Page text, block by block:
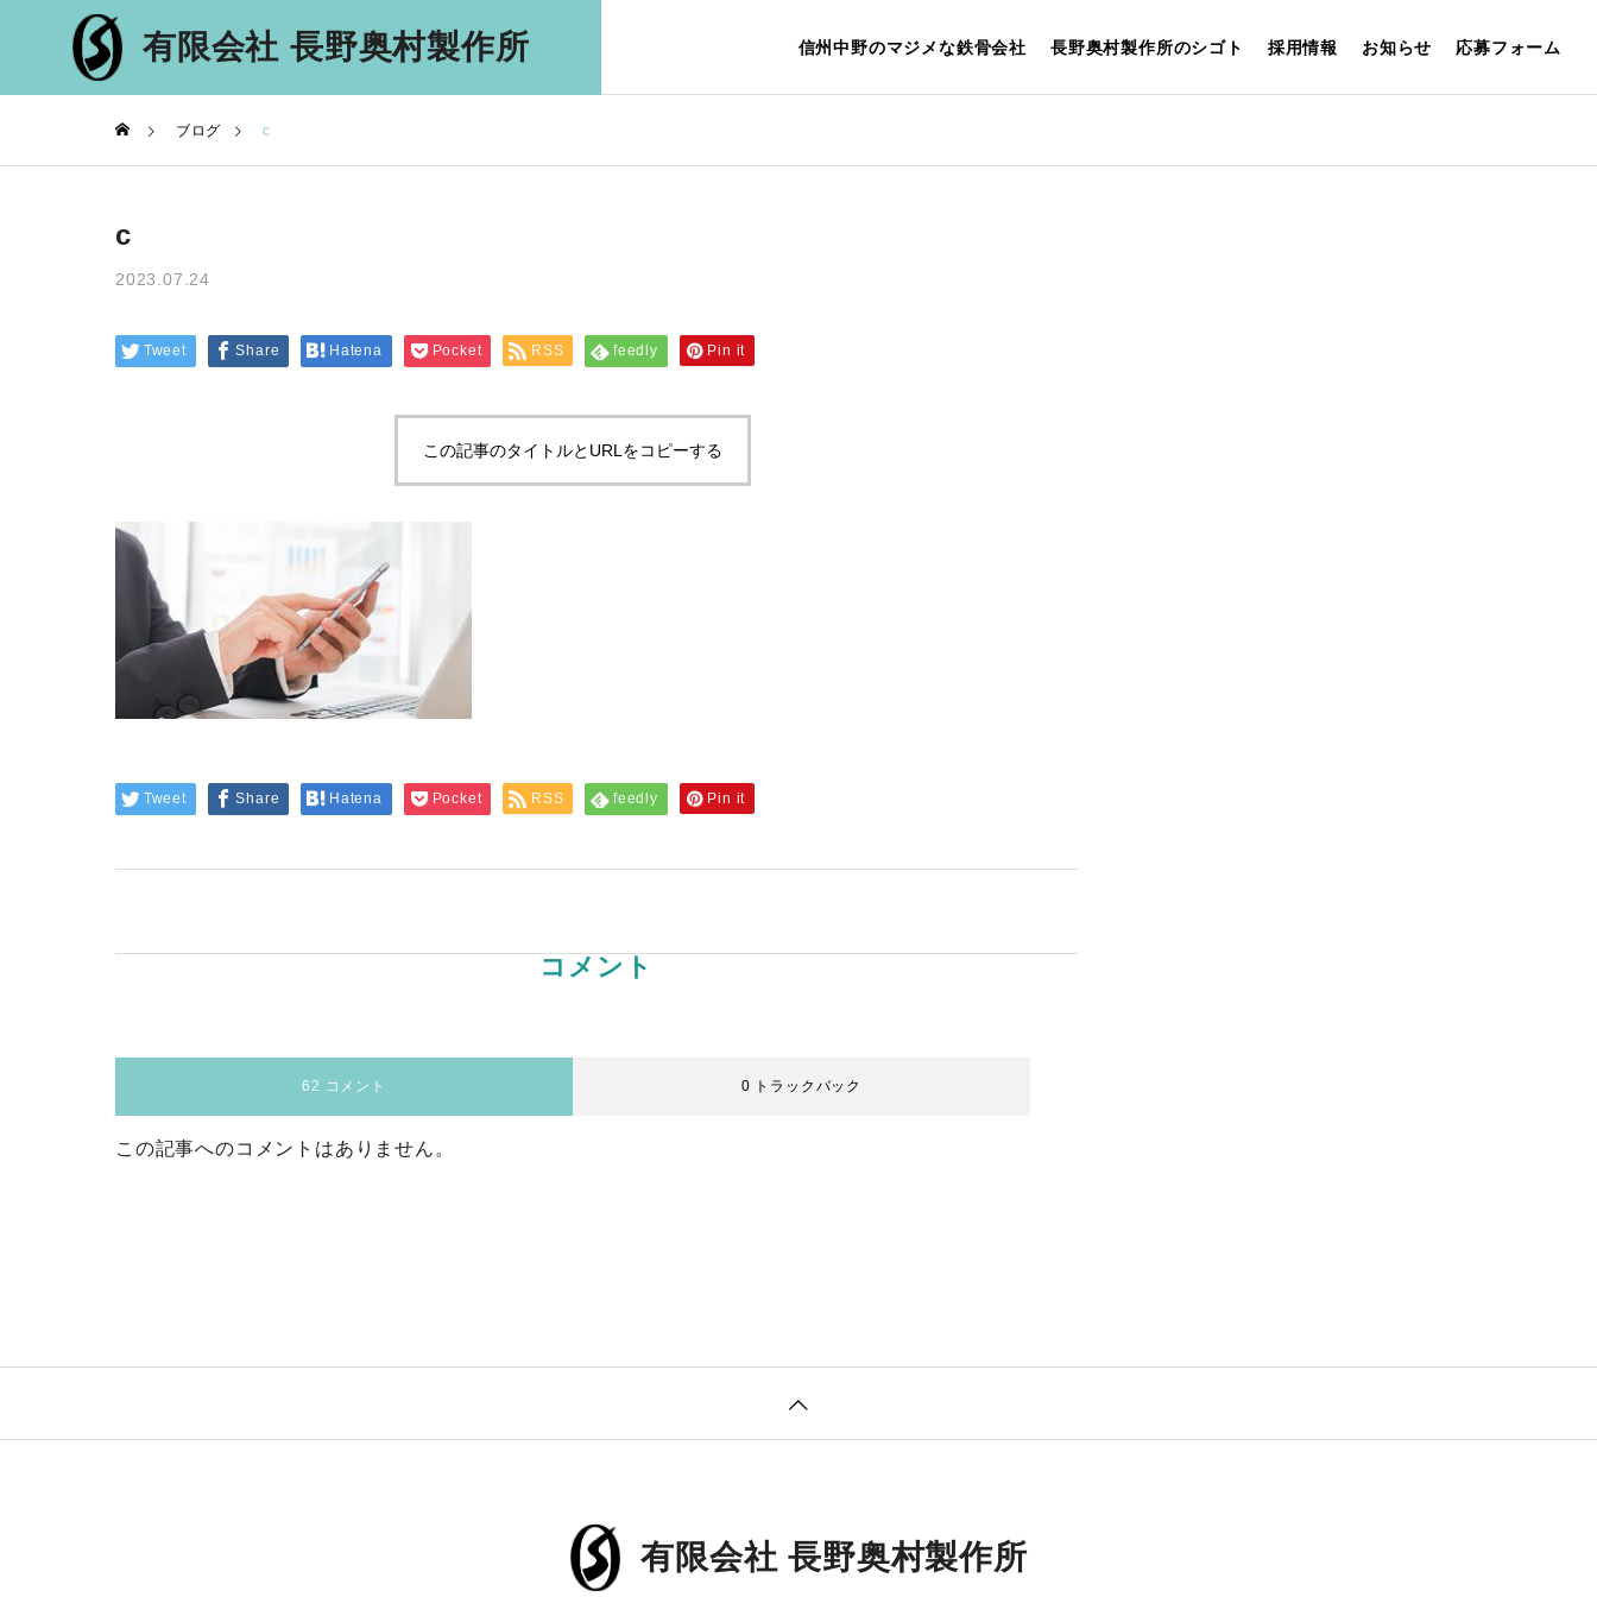
有限会社 長野奥村製作所 信州中野のマジメな鉄骨会社 長野奥村製作所のシゴト 採用情報 お知らせ 応募フォーム
信州中野のマジメな鉄
骨会社
採用情報
PERSONALITY
こんな人を求めていま
ブログ c
c
2023.07.24
Tweet Share Hatena Pocket RSS feedly Pin it
この記事のタイトルとURLをコピーする
Tweet Share Hatena Pocket RSS feedly Pin it
コメント
62 コメント 0 トラックバック
この記事へのコメントはありません。
有限会社 長野奥村製作所